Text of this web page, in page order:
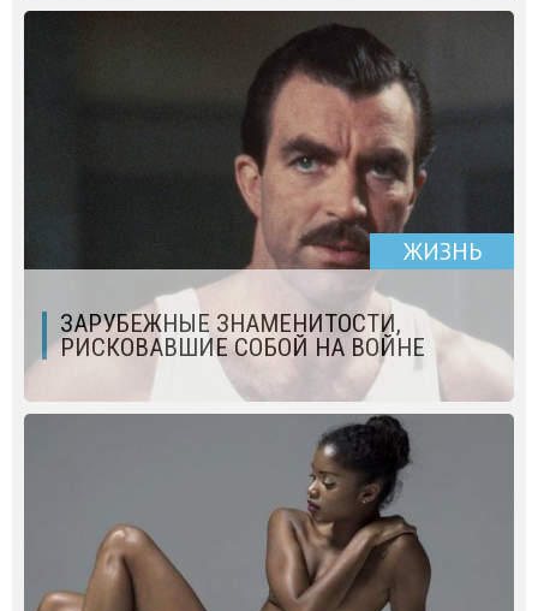
ЖИЗНЬ
ЗАРУБЕЖНЫЕ ЗНАМЕНИТОСТИ,
РИСКОВАВШИЕ СОБОЙ НА ВОЙНЕ